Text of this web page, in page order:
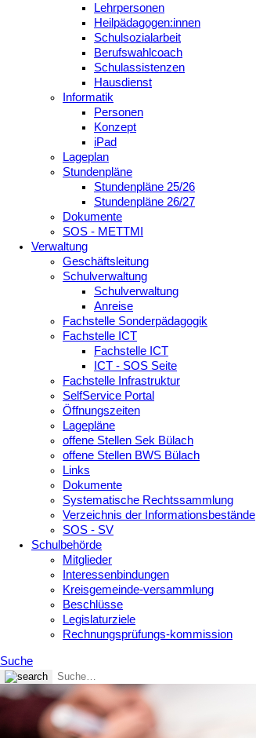
Lehrpersonen
Heilpädagogen:innen
Schulsozialarbeit
Berufswahlcoach
Schulassistenzen
Hausdienst
Informatik
Personen
Konzept
iPad
Lageplan
Stundenpläne
Stundenpläne 25/26
Stundenpläne 26/27
Dokumente
SOS - METTMI
Verwaltung
Geschäftsleitung
Schulverwaltung
Schulverwaltung
Anreise
Fachstelle Sonderpädagogik
Fachstelle ICT
Fachstelle ICT
ICT - SOS Seite
Fachstelle Infrastruktur
SelfService Portal
Öffnungszeiten
Lagepläne
offene Stellen Sek Bülach
offene Stellen BWS Bülach
Links
Dokumente
Systematische Rechtssammlung
Verzeichnis der Informationsbestände
SOS - SV
Schulbehörde
Mitglieder
Interessenbindungen
Kreisgemeinde-versammlung
Beschlüsse
Legislaturziele
Rechnungsprüfungs-kommission
Suche